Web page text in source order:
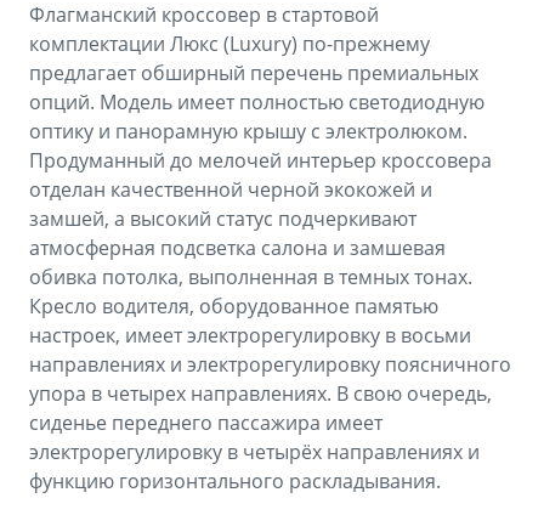
Флагманский кроссовер в стартовой
комплектации Люкс (Luxury) по-прежнему
предлагает обширный перечень премиальных
опций. Модель имеет полностью светодиодную
оптику и панорамную крышу с электролюком.
Продуманный до мелочей интерьер кроссовера
отделан качественной черной экокожей и
замшей, а высокий статус подчеркивают
атмосферная подсветка салона и замшевая
обивка потолка, выполненная в темных тонах.
Кресло водителя, оборудованное памятью
настроек, имеет электрорегулировку в восьми
направлениях и электрорегулировку поясничного
упора в четырех направлениях. В свою очередь,
сиденье переднего пассажира имеет
электрорегулировку в четырёх направлениях и
функцию горизонтального раскладывания.